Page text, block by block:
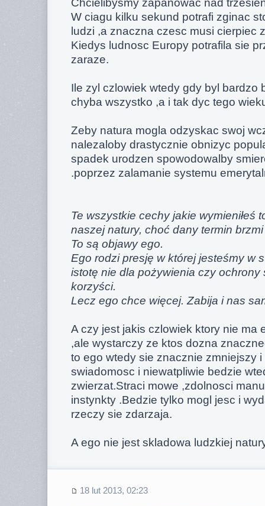
Chcielibysmy zapanowac nad
W ciagu kilku sekund potrafi zginac
ludzi ,a znaczna czesc musi cierpiec
Kiedys ludnosc Europy potrafila sie
zaraze.
Ile zyl czlowiek wtedy gdy byl bardzo
chyba wszystko ,a i tak dyc tego
Zeby natura mogla odzyskac swoj
nalezaloby drastycznie obnizyc
spadek urodzen spowodowalby
.poprzez zalamanie systemu
Te wszystkie cechy jakie wymieniłeś
naszej natury, choć dany termin
To są objawy ego.
Ego rodzi presję w której jesteśmy w
istotę nie dla pożywienia czy ochrony
korzyści.
Lecz ego chce więcej. Zabija i nas
A czy jest jakis czlowiek ktory nie ma
,ale wystarczy ze ktos dozna
to ego wtedy sie znacznie zmniejszy
swiadomosc i niewatpliwie bedzie
zwierzat.Straci mowe ,zdolnosci
instynkty .Bedzie tylko mogl jesc i
rzeczy sie zdarzaja.
A ego nie jest skladowa ludzkiej
18 lut 2013, 02:23